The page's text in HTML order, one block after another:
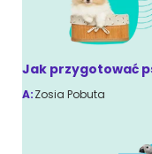
Jak przygotować
A:Zosia Pobuta